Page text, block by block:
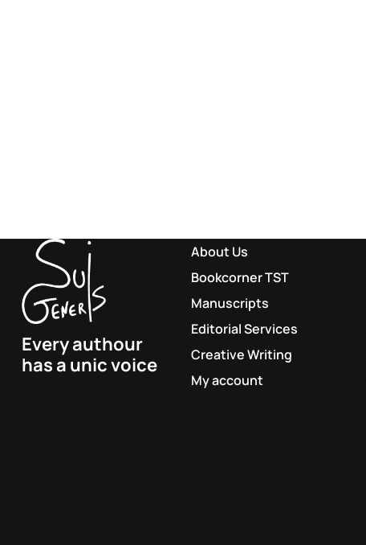
Every authour
has a unic voice
About Us
Bookcorner TST
Manuscripts
Editorial Services
Creative Writing
My account